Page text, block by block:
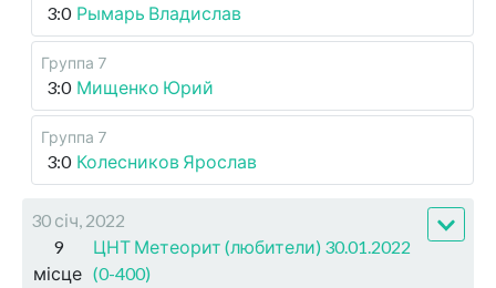
3:0 Рымарь Владислав
Группа 7
3:0 Мищенко Юрий
Группа 7
3:0 Колесников Ярослав
30 січ, 2022
9
місце
ЦНТ Метеорит (любители) 30.01.2022
(0-400)